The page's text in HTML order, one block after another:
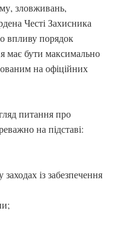
зловживань,
Честі Захисника
впливу порядок
має бути максимально
на офіційних
питання про
на підставі:
із забезпечення